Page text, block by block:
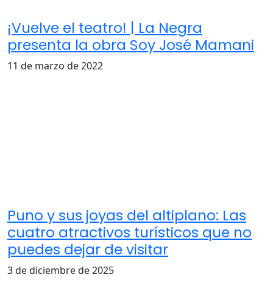
¡Vuelve el teatro! | La Negra
presenta la obra Soy José Mamani
11 de marzo de 2022
Puno y sus joyas del altiplano: Las
cuatro atractivos turísticos que no
puedes dejar de visitar
3 de diciembre de 2025